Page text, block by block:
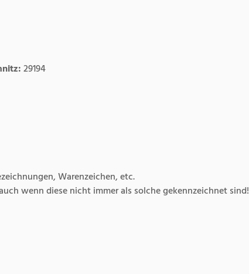
29194
Warenzeichen, etc.
wenn diese nicht immer als solche gekennzeichnet sind!